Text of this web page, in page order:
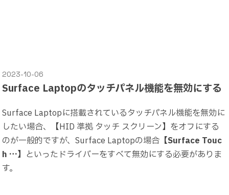
2023-10-06
Surface Laptopのタッチパネル機能を無効にする
Surface Laptopに搭載されているタッチパネル機能を無効に
したい場合、【HID 準拠 タッチ スクリーン】をオフにする
のが一般的ですが、Surface Laptopの場合 【Surface Touc
h …】 といったドライバーをすべて無効にする必要がありま
す。